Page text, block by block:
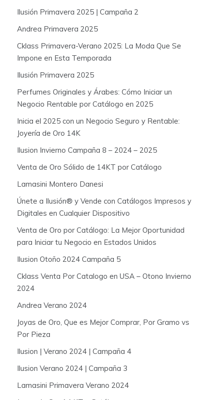
rIlusión Primavera 2025 | Campaña 2
Andrea Primavera 2025
Cklass Primavera-Verano 2025: La Moda Que Se
Impone en Esta Temporada
Ilusión Primavera 2025
Perfumes Originales y Árabes: Cómo Iniciar un
Negocio Rentable por Catálogo en 2025
Inicia el 2025 con un Negocio Seguro y Rentable:
Joyería de Oro 14K
Ilusion Invierno Campaña 8 – 2024 – 2025
Venta de Oro Sólido de 14KT por Catálogo
Lamasini Montero Danesi
Únete a Ilusión® y Vende con Catálogos Impresos y
Digitales en Cualquier Dispositivo
Venta de Oro por Catálogo: La Mejor Oportunidad
para Iniciar tu Negocio en Estados Unidos
Ilusion Otoño 2024 Campaña 5
Cklass Venta Por Catalogo en USA – Otono Invierno
2024
Andrea Verano 2024
Joyas de Oro, Que es Mejor Comprar, Por Gramo vs
Por Pieza
Ilusion | Verano 2024 | Campaña 4
Ilusion Verano 2024 | Campaña 3
Lamasini Primavera Verano 2024